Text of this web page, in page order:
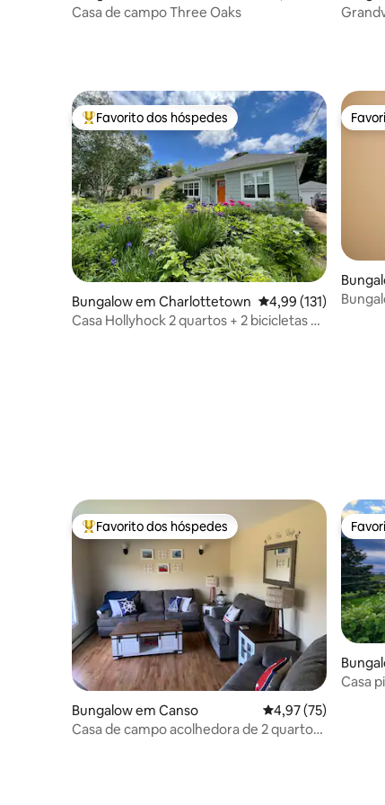
Casa de campo Three Oaks
Favoritos dos hóspedes mais apreciados
Favorito dos hóspedes
Bungalow em Charlottetown Classificação média
4,99 (131)
Casa Hollyhock 2 quartos + 2 bicicletas de
Favoritos dos hóspedes mais apreciados
Favorito dos hóspedes
Bungalow em Canso Classificação
4,97 (75)
Casa de campo acolhedora de 2 quartos
Casa